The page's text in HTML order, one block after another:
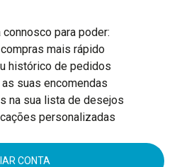
connosco para poder:
mais rápido
histórico de pedidos
suas encomendas
na sua lista de desejos
personalizadas
CONTA